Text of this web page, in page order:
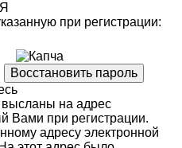
при регистрации:
высланы на адрес
Вами при регистрации.
адресу электронной